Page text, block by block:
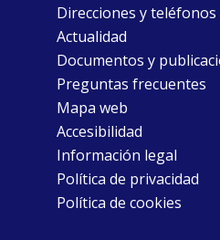
Direcciones y teléfonos
Actualidad
Documentos y
Preguntas frecuentes
Mapa web
Accesibilidad
Información legal
Política de privacidad
Política de cookies